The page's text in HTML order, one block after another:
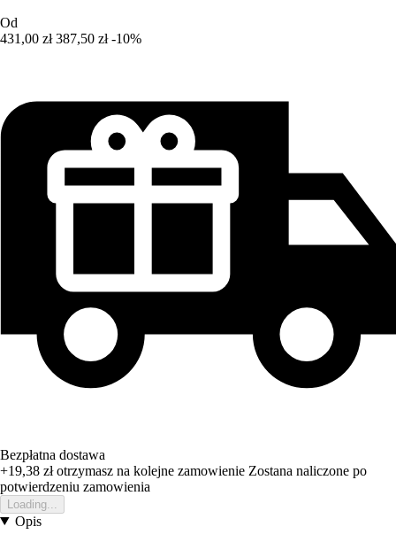
Od
431,00 zł 387,50 zł -10%
Bezpłatna dostawa
+19,38 złotrzymasz na kolejne zamowienie Zostana naliczone po
potwierdzeniu zamowienia
Loading...
Opis